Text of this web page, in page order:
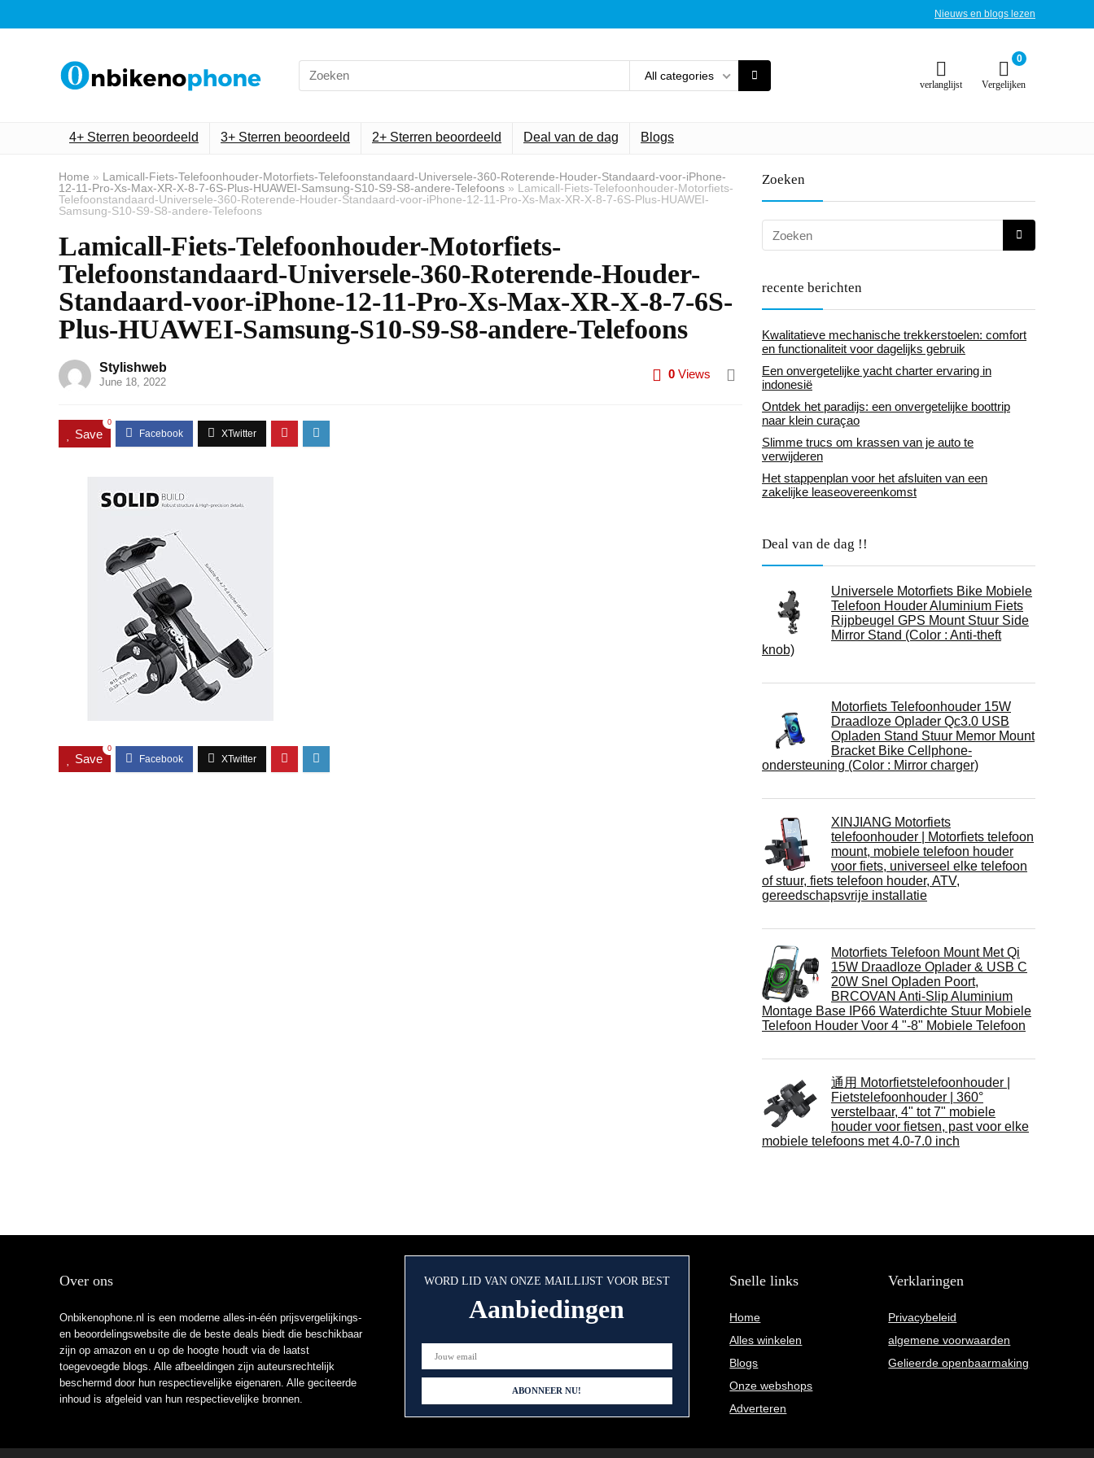
Nieuws en blogs lezen
Search
for:
All categories
verlanglijst
0
Vergelijken
4+ Sterren beoordeeld 3+ Sterren beoordeeld 2+ Sterren beoordeeld Deal van de dag Blogs
Home » Lamicall-Fiets-Telefoonhouder-Motorfiets-Telefoonstandaard-Universele-360-Roterende-Houder-Standaard-voor-iPhone-
12-11-Pro-Xs-Max-XR-X-8-7-6S-Plus-HUAWEI-Samsung-S10-S9-S8-andere-Telefoons » Lamicall-Fiets-Telefoonhouder-Motorfiets-
Telefoonstandaard-Universele-360-Roterende-Houder-Standaard-voor-iPhone-12-11-Pro-Xs-Max-XR-X-8-7-6S-Plus-HUAWEI-
Samsung-S10-S9-S8-andere-Telefoons
Lamicall-Fiets-Telefoonhouder-Motorfiets-
Telefoonstandaard-Universele-360-Roterende-Houder-
Standaard-voor-iPhone-12-11-Pro-Xs-Max-XR-X-8-7-6S-
Plus-HUAWEI-Samsung-S10-S9-S8-andere-Telefoons
Stylishweb
June 18, 2022
0 Views
Save
0
Save
0
Zoeken
recente berichten
Kwalitatieve mechanische trekkerstoelen: comfort
en functionaliteit voor dagelijks gebruik
Een onvergetelijke yacht charter ervaring in
indonesië
Ontdek het paradijs: een onvergetelijke boottrip
naar klein curaçao
Slimme trucs om krassen van je auto te
verwijderen
Het stappenplan voor het afsluiten van een
zakelijke leaseovereenkomst
Deal van de dag !!
Universele Motorfiets Bike Mobiele
Telefoon Houder Aluminium Fiets
Rijpbeugel GPS Mount Stuur Side
Mirror Stand (Color : Anti-theft
knob)
Motorfiets Telefoonhouder 15W
Draadloze Oplader Qc3.0 USB
Opladen Stand Stuur Memor Mount
Bracket Bike Cellphone-
ondersteuning (Color : Mirror charger)
XINJIANG Motorfiets
telefoonhouder | Motorfiets telefoon
mount, mobiele telefoon houder
voor fiets, universeel elke telefoon
of stuur, fiets telefoon houder, ATV,
gereedschapsvrije installatie
Motorfiets Telefoon Mount Met Qi
15W Draadloze Oplader & USB C
20W Snel Opladen Poort,
BRCOVAN Anti-Slip Aluminium
Montage Base IP66 Waterdichte Stuur Mobiele
Telefoon Houder Voor 4 "-8" Mobiele Telefoon
通用 Motorfietstelefoonhouder |
Fietstelefoonhouder | 360°
verstelbaar, 4" tot 7" mobiele
houder voor fietsen, past voor elke
mobiele telefoons met 4.0-7.0 inch
Over ons
Onbikenophone.nl is een moderne alles-in-één prijsvergelijkings-
en beoordelingswebsite die de beste deals biedt die beschikbaar
zijn op amazon en u op de hoogte houdt via de laatst
toegevoegde blogs. Alle afbeeldingen zijn auteursrechtelijk
beschermd door hun respectievelijke eigenaren. Alle geciteerde
inhoud is afgeleid van hun respectievelijke bronnen.
WORD LID VAN ONZE MAILLIJST VOOR BEST
Aanbiedingen
Snelle links
Home
Alles winkelen
Blogs
Onze webshops
Adverteren
Verklaringen
Privacybeleid
algemene voorwaarden
Gelieerde openbaarmaking